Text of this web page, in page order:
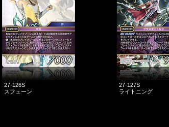
27-126S
スフェーン
27-127S
ライトニング